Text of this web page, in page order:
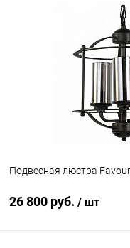
В
Купить в 1 клик
Подвесная люстра
26 800 руб. / шт